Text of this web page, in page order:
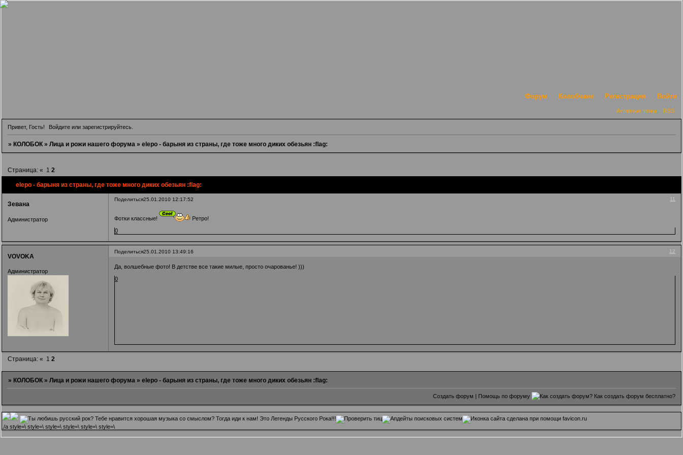
Форум Колобчане Регистрация Войти
Активные темы RSS
Привет, Гость! Войдите илизарегистрируйтесь
» КОЛОБОК » Лица и рожи нашего форума » elepo - барыня из страны, где тоже много диких обезьян :flag:
elepo - барыня из страны, где тоже много диких обезьян :flag:
Страница: « 1 2
Поделиться 11
25.01.2010 12:17:52
Зевана
Администратор Фотки классные!
Ретро!
0
Поделиться 12
25.01.2010 13:49:16
VOVOKA
Администратор
Да, волшебные фото! В детстве все такие милые, просто очарованье! )))
0
Страница: « 1 2
» КОЛОБОК » Лица и рожи нашего форума » elepo - барыня из страны, где тоже много диких обезьян :flag:
Создать форум | Помощь по форуму
/a style=\ style=\ style=\ style=\ style=\ style=\